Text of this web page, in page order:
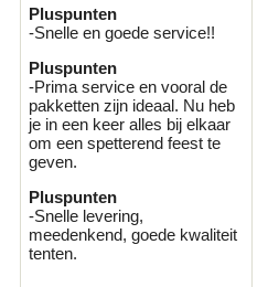
Pluspunten
-Snelle en goede service!!
Pluspunten
-Prima service en vooral de
pakketten zijn ideaal. Nu heb
je in een keer alles bij elkaar
om een spetterend feest te
geven.
Pluspunten
-Snelle levering,
meedenkend, goede kwaliteit
tenten.